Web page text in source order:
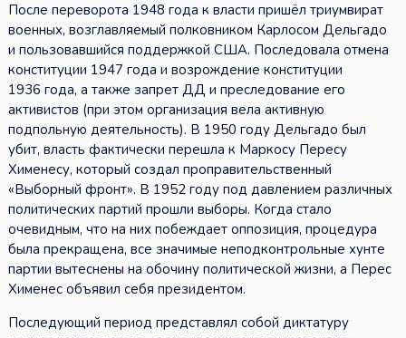
После переворота 1948 года к власти пришёл триумвират
военных, возглавляемый полковником Карлосом Дельгадо
и пользовавшийся поддержкой США. Последовала отмена
конституции 1947 года и возрождение конституции
1936 года, а также запрет ДД и преследование его
активистов (при этом организация вела активную
подпольную деятельность). В 1950 году Дельгадо был
убит, власть фактически перешла к Маркосу Пересу
Хименесу, который создал проправительственный
«Выборный фронт». В 1952 году под давлением различных
политических партий прошли выборы. Когда стало
очевидным, что на них побеждает оппозиция, процедура
была прекращена, все значимые неподконтрольные хунте
партии вытеснены на обочину политической жизни, а Перес
Хименес объявил себя президентом.
Последующий период представлял собой диктатуру